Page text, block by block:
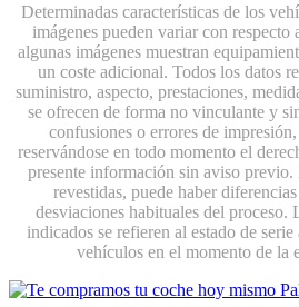
Determinadas características de los
imágenes pueden variar con respecto
algunas imágenes muestran
un coste adicional. Todos los datos
suministro, aspecto, prestaciones,
se ofrecen de forma no vinculante y
confusiones o errores de
reservándose en todo momento el
presente información sin aviso previo.
revestidas, puede haber
desviaciones habituales del proceso.
indicados se refieren al estado de
vehículos en el momento de la